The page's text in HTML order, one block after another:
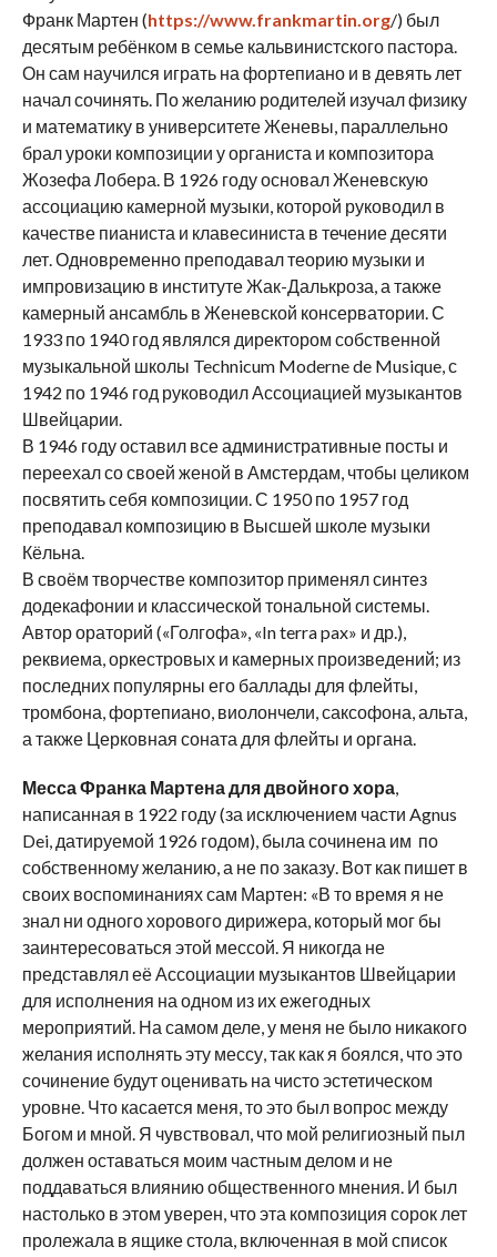
Франк Мартен (https://www.frankmartin.org/) был
десятым ребёнком в семье кальвинистского пастора.
Он сам научился играть на фортепиано и в девять лет
начал сочинять. По желанию родителей изучал физику
и математику в университете Женевы, параллельно
брал уроки композиции у органиста и композитора
Жозефа Лобера. В 1926 году основал Женевскую
ассоциацию камерной музыки, которой руководил в
качестве пианиста и клавесиниста в течение десяти
лет. Одновременно преподавал теорию музыки и
импровизацию в институте Жак-Далькроза, а также
камерный ансамбль в Женевской консерватории. С
1933 по 1940 год являлся директором собственной
музыкальной школы Technicum Moderne de Musique, с
1942 по 1946 год руководил Ассоциацией музыкантов
Швейцарии.
В 1946 году оставил все административные посты и
переехал со своей женой в Амстердам, чтобы целиком
посвятить себя композиции. С 1950 по 1957 год
преподавал композицию в Высшей школе музыки
Кёльна.
В своём творчестве композитор применял синтез
додекафонии и классической тональной системы.
Автор ораторий («Голгофа», «In terra pax» и др.),
реквиема, оркестровых и камерных произведений; из
последних популярны его баллады для флейты,
тромбона, фортепиано, виолончели, саксофона, альта,
а также Церковная соната для флейты и органа.
Месса Франка Мартена для двойного хора
написанная в 1922 году (за исключением части Agnus
Dei, датируемой 1926 годом), была сочинена им по
собственному желанию, а не по заказу. Вот как пишет в
своих воспоминаниях сам Мартен: «В то время я не
знал ни одного хорового дирижера, который мог бы
заинтересоваться этой мессой. Я никогда не
представлял её Ассоциации музыкантов Швейцарии
для исполнения на одном из их ежегодных
мероприятий. На самом деле, у меня не было никакого
желания исполнять эту мессу, так как я боялся, что это
сочинение будут оценивать на чисто эстетическом
уровне. Что касается меня, то это был вопрос между
Богом и мной. Я чувствовал, что мой религиозный пыл
должен оставаться моим частным делом и не
поддаваться влиянию общественного мнения. И был
настолько в этом уверен, что эта композиция сорок лет
пролежала в ящике стола, включенная в мой список